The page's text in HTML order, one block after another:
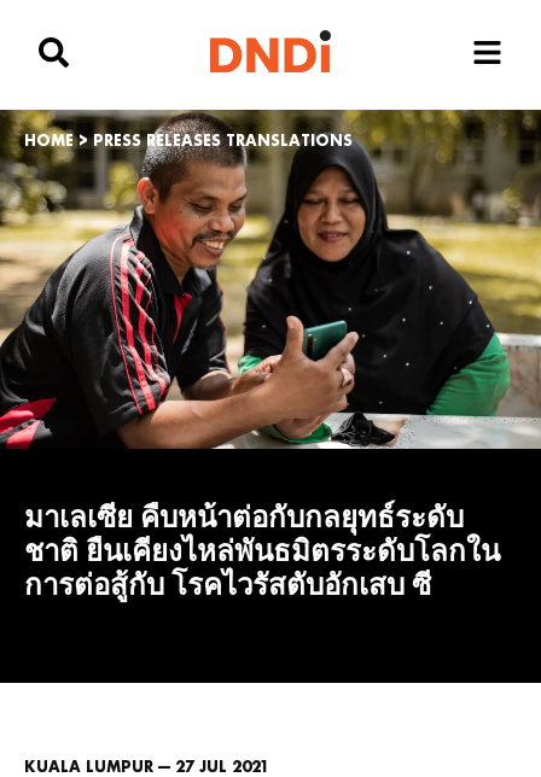
HOME>PRESS RELEASES TRANSLATIONS
มาเลเซีย คืบหน้าต่อกับกลยุทธ์ระดับ
ชาติ ยืนเคียงไหล่พันธมิตรระดับโลกใน
การต่อสู้กับ โรคไวรัสตับอักเสบ ซี
KUALA LUMPUR — 27 JUL 2021